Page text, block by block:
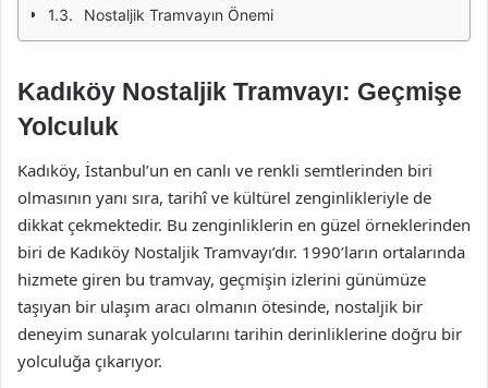
Nostaljik Tramvayın Önemi
Kadıköy Nostaljik Tramvayı: Geçmişe
Yolculuk
Kadıköy, İstanbul’un en canlı ve renkli semtlerinden biri
olmasının yanı sıra, tarihî ve kültürel zenginlikleriyle de
dikkat çekmektedir. Bu zenginliklerin en güzel örneklerinden
biri de Kadıköy Nostaljik Tramvayı’dır. 1990’ların ortalarında
hizmete giren bu tramvay, geçmişin izlerini günümüze
taşıyan bir ulaşım aracı olmanın ötesinde, nostaljik bir
deneyim sunarak yolcularını tarihin derinliklerine doğru bir
yolculuğa çıkarıyor.